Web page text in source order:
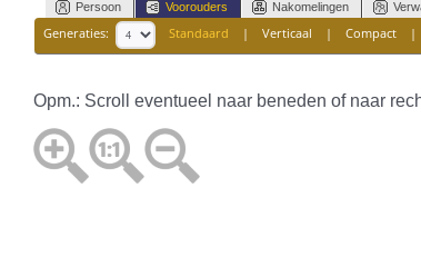
Persoon Voorouders Nakomelingen
Generaties: Standaard | Verticaal | Compact|
Opm.: Scroll eventueel naar beneden of naar